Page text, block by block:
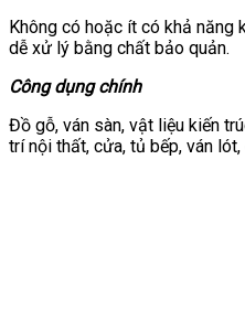
Không có hoặc ít có khả năng
dễ xử lý bằng chất bảo quản.
Công dụng chính
Đồ gỗ, ván sàn, vật liệu kiến
trí nội thất, cửa, tủ bếp, ván